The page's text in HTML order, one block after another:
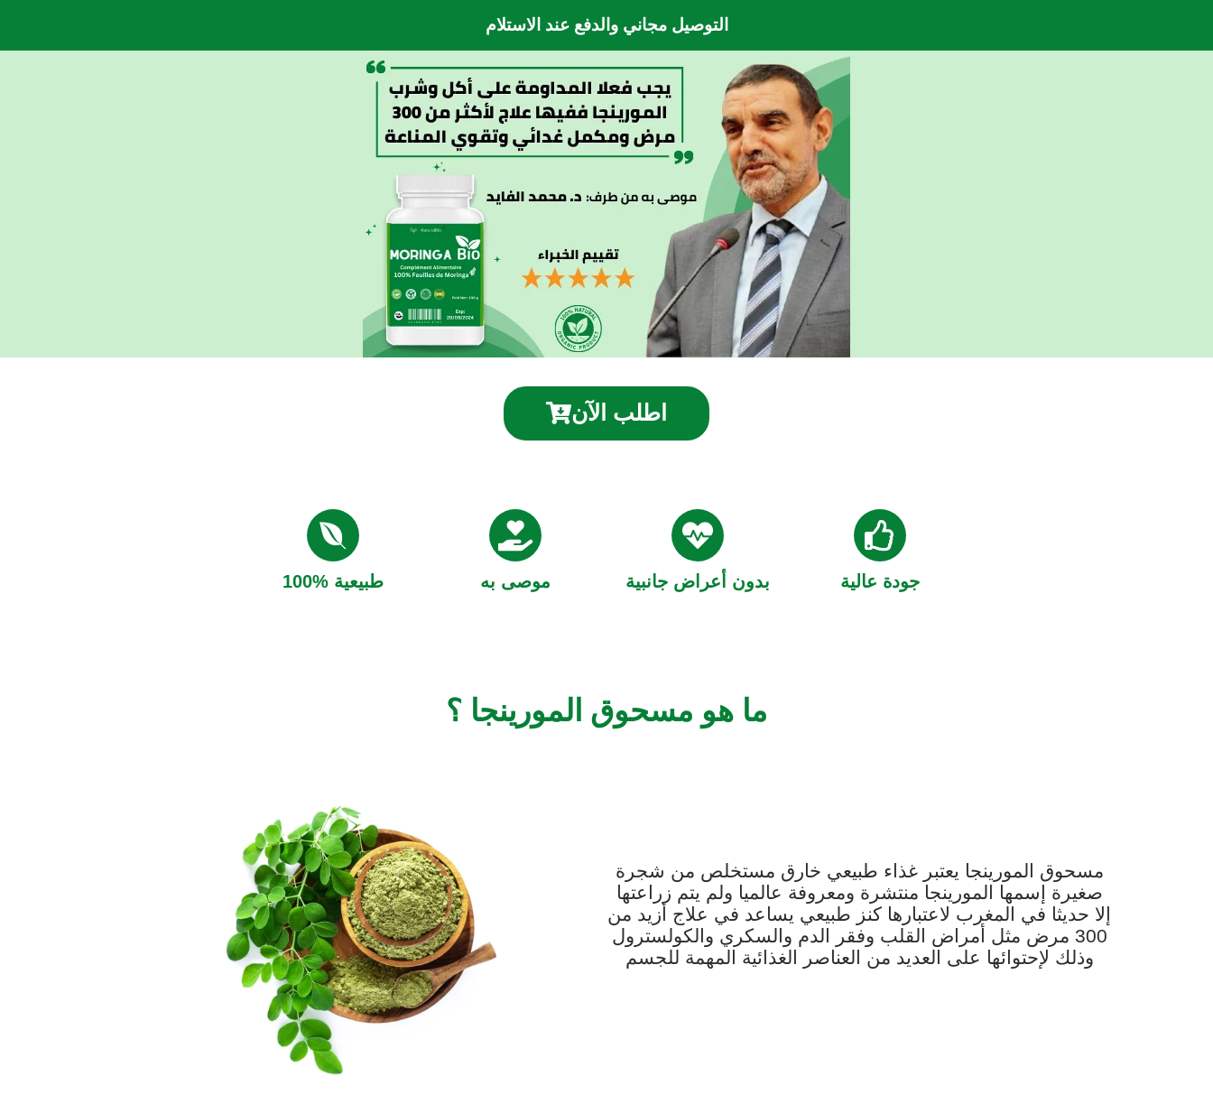
التوصيل مجاني والدفع عند الاستلام
اطلب الآن
طبيعية %100 موصى به بدون أعراض جانبية جودة عالية
ما هو مسحوق المورينجا ؟
مسحوق المورينجا يعتبر غذاء طبيعي خارق مستخلص من شجرة
صغيرة إسمها المورينجا منتشرة ومعروفة عالميا ولم يتم زراعتها
إلا حديثا في المغرب لاعتبارها كنز طبيعي يساعد في علاج أزيد من
300 مرض مثل أمراض القلب وفقر الدم والسكري والكولسترول
وذلك لإحتوائها على العديد من العناصر الغذائية المهمة للجسم